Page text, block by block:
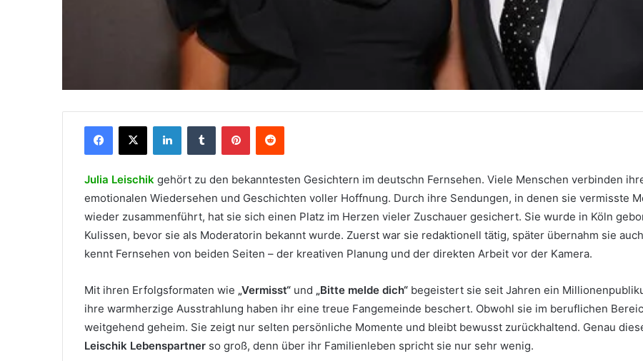
Facebook
X LinkedInTumblr PinterestReddit
Julia Leischik gehört zu den bekanntesten Gesichtern im deutschn Fernsehen. Viele Menschen verbinden
emotionalen Wiedersehen und Geschichten voller Hoffnung. Durch ihre Sendungen, in denen sie vermisste
wieder zusammenführt, hat sie sich einen Platz im Herzen vieler Zuschauer gesichert. Sie wurde in Köln
Kulissen, bevor sie als Moderatorin bekannt wurde. Zuerst war sie redaktionell tätig, später übernahm sie
kennt Fernsehen von beiden Seiten – der kreativen Planung und der direkten Arbeit vor der Kamera.
Mit ihren Erfolgsformaten wie „Vermisst“ und „Bitte melde dich“ begeistert sie seit Jahren ein
ihre warmherzige Ausstrahlung haben ihr eine treue Fangemeinde beschert. Obwohl sie im beruflichen
weitgehend geheim. Sie zeigt nur selten persönliche Momente und bleibt bewusst zurückhaltend. Genau
Leischik Lebenspartner so groß, denn über ihr Familienleben spricht sie nur sehr wenig.